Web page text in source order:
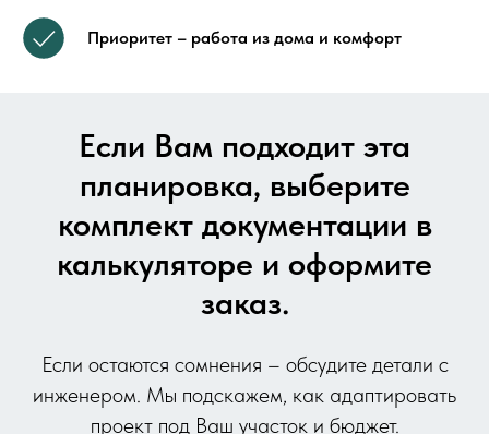
Приоритет – работа из дома и комфорт
Если Вам подходит эта
планировка, выберите
комплект документации в
калькуляторе и оформите
заказ.
Если остаются сомнения – обсудите детали с
инженером. Мы подскажем, как адаптировать
проект под Ваш участок и бюджет.